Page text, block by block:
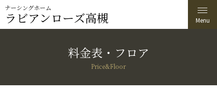
ナーシングホーム
ラビアンローズ高槻
料金表・フロア
Price&Floor